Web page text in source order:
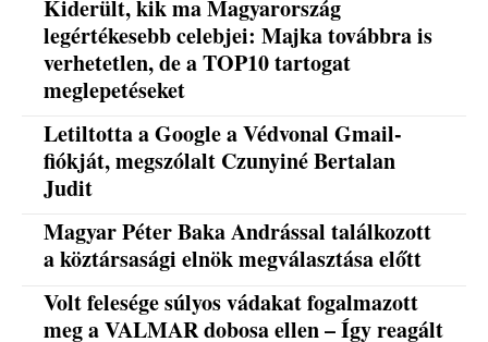
Kiderült, kik ma Magyarország
legértékesebb celebjei: Majka továbbra is
verhetetlen, de a TOP10 tartogat
meglepetéseket
Letiltotta a Google a Védvonal Gmail-
fiókját, megszólalt Czunyiné Bertalan
Judit
Magyar Péter Baka Andrással találkozott
a köztársasági elnök megválasztása előtt
Volt felesége súlyos vádakat fogalmazott
meg a VALMAR dobosa ellen – Így reagált